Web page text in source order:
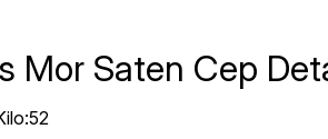
Mor Saten Cep